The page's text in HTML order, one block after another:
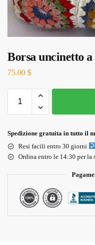
Borsa uncinetto
75.00 $
Spedizione gratuita in tutto il
Resi facili entro 30 giorni
Ordina entro le 14:30 per la